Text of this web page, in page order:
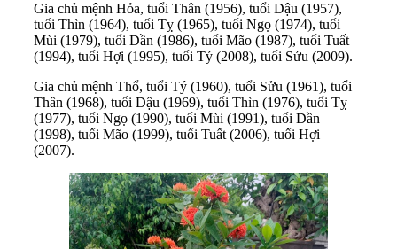
Gia chủ mệnh Hỏa, tuổi Thân (1956), tuổi Dậu (1957),
tuổi Thìn (1964), tuổi Tỵ (1965), tuổi Ngọ (1974), tuổi
Mùi (1979), tuổi Dần (1986), tuổi Mão (1987), tuổi Tuất
(1994), tuổi Hợi (1995), tuổi Tý (2008), tuổi Sửu (2009).
Gia chủ mệnh Thổ, tuổi Tý (1960), tuổi Sửu (1961), tuổi
Thân (1968), tuổi Dậu (1969), tuổi Thìn (1976), tuổi Tỵ
(1977), tuổi Ngọ (1990), tuổi Mùi (1991), tuổi Dần
(1998), tuổi Mão (1999), tuổi Tuất (2006), tuổi Hợi
(2007).